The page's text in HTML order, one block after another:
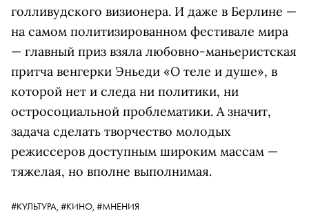
голливудского визионера. И даже в Берлине —
на самом политизированном фестивале мира
— главный приз взяла любовно-маньеристская
притча венгерки Эньеди «О теле и душе», в
которой нет и следа ни политики, ни
остросоциальной проблематики. А значит,
задача сделать творчество молодых
режиссеров доступным широким массам —
тяжелая, но вполне выполнимая.
#КУЛЬТУРА, #КИНО, #МНЕНИЯ